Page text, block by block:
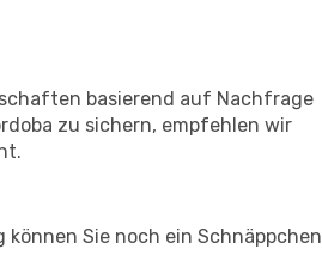
basierend auf Nachfrage
zu sichern, empfehlen wir
Sie noch ein Schnäppchen